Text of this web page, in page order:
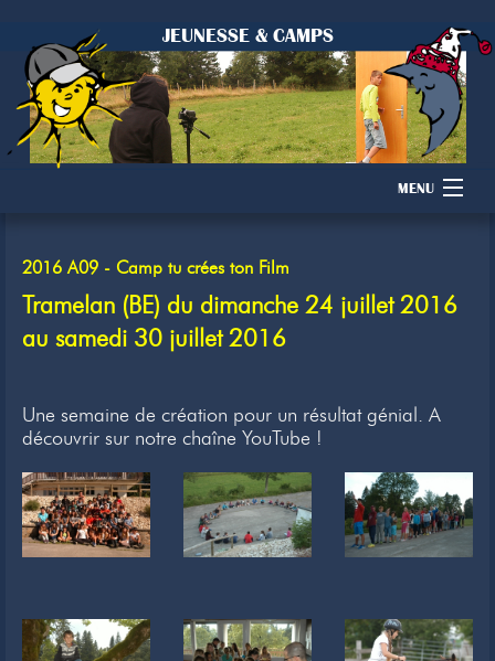
JEUNESSE & CAMPS
MENU
Camps
Dons
Newsletter
Contacts
2016 A09 - Camp tu crées ton Film
Tramelan (BE) du dimanche 24 juillet 2016
au samedi 30 juillet 2016
Une semaine de création pour un résultat génial. A
découvrir sur notre chaîne YouTube !